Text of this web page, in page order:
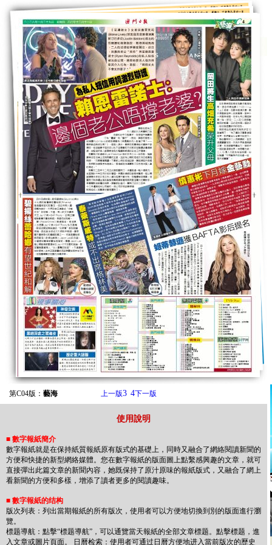
使用說明
■ 數字報紙簡介
數字報紙就是在保持紙質報紙原有版式的基礎上，同時又融合了網絡閱讀新聞的
方便和快捷的新型網絡媒體。您在數字報紙的版面圖上點繫感興趣的文章，就可
直接彈出此篇文章的新聞內容，她既保持了原汁原味的報紙版式，又融合了網上
看新聞的方便和多樣，增添了讀者更多的閱讀趣味。
■ 數字報紙的结构
版次列表：列出當期報紙的所有版次，使用者可以方便地切換到別的版面進行瀏
覽。
標题導航：點擊“標题導航”，可以通覽當天報紙的全部文章標题。點擊標题，進
入文章或圖片頁面。 日曆检索：使用者可通过日曆方便地进入當前版次的歷史
第C04版： 藝海 上一版3 4下一版